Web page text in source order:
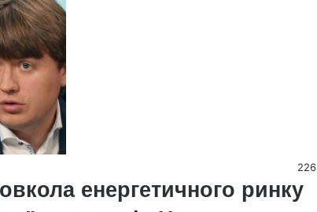
226
енергетичного ринку